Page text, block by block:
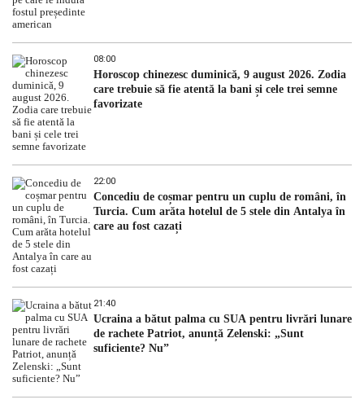
08:00
Horoscop chinezesc duminică, 9 august 2026. Zodia
care trebuie să fie atentă la bani și cele trei semne
favorizate
22:00
Concediu de coșmar pentru un cuplu de români, în
Turcia. Cum arăta hotelul de 5 stele din Antalya în
care au fost cazați
21:40
Ucraina a bătut palma cu SUA pentru livrări lunare
de rachete Patriot, anunță Zelenski: „Sunt
suficiente? Nu”